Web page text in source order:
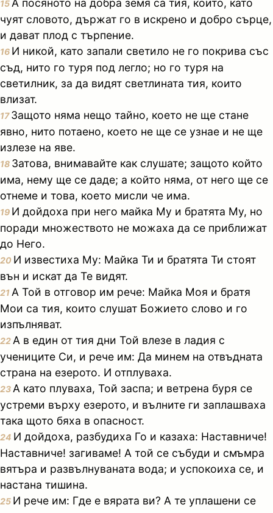
15 А посяното на добра земя са тия, които, като
чуят словото, държат го в искрено и добро сърце,
и дават плод с търпение.
16 И никой, като запали светило не го покрива със
съд, нито го туря под легло; но го туря на
светилник, за да видят светлината тия, които
влизат.
17Защото няма нещо тайно, което не ще стане
явно, нито потаено, което не ще се узнае и не ще
излезе на яве.
18 Затова, внимавайте как слушате; защото който
има, нему ще се даде; а който няма, от него ще се
отнеме и това, което мисли че има.
19 И дойдоха при него майка Му и братята Му, но
поради множеството не можаха да се приближат
до Него.
20 И известиха Му: Майка Ти и братята Ти стоят
вън и искат да Те видят.
21 А Той в отговор им рече: Майка Моя и братя
Мои са тия, които слушат Божието слово и го
изпълняват.
22 А в един от тия дни Той влезе в ладия с
учениците Си, и рече им: Да минем на отвъдната
страна на езерото. И отплуваха.
23 А като плуваха, Той заспа; и ветрена буря се
устреми върху езерото, и вълните ги заплашваха
така щото бяха в опасност.
24 И дойдоха, разбудиха Го и казаха: Наставниче!
Наставниче! загиваме! А той се събуди и смъмра
вятъра и развълнуваната вода; и успокоиха се, и
настана тишина.
25 И рече им: Где е вярата ви? А те уплашени се